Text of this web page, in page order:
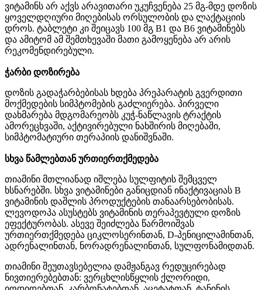
ვიტამინს არ აქვს არავითარი უკუჩვენება 25 მგ-მდე დოზის
ყოველდღიური მიღებისას ორსულობის და ლაქტაციის
დროს. ტაბლეტი კი შეიცავს 100 მგ B1 და B6 ვიტამინებს
და ამიტომ ამ შემთხევაში მათი გამოყენება არ არის
რეკომენდირებული.
ჭარბი დოზირება
დოზის გადაჭარბებისას ხდება პრეპარატის გვერდითი
მოქმედების სიმპტომების გაძლიერება. პირველი
დახმარება მდგომარეობს კუჭ-ნაწლავის ტრაქტის
ამორეცხვაში, აქტივირებული ნახშირის მიღებაში,
სიმპტომატიური თერაპიის დანიშვნაში.
სხვა წამლებთან ურთიერთქმედება
თიამინი მთლიანად იშლება სულფიტის შემცველ
ხსნარებში. სხვა ვიტამინები განიცდიან ინაქტივაციას B
ვიტამინის დაშლის პროდუქტების თანაარსებობისას.
ლევოდოპა ასუსტებს ვიტამინის თერაპევტული დოზის
ეფექტურობას. ასევე შეიძლება წარმოიშვას
ურთიერთქმედება ციკლოსერინთან, D-პენიცილამინთან,
ადრენალინთან, ნორადრენალინთან, სულფონამიდთან.
თიამინი შეუთავსებელია დამჟანგავ რედუცირებად
ნივთიერებებთან: ვერცხლისწყლის ქლორიდი,